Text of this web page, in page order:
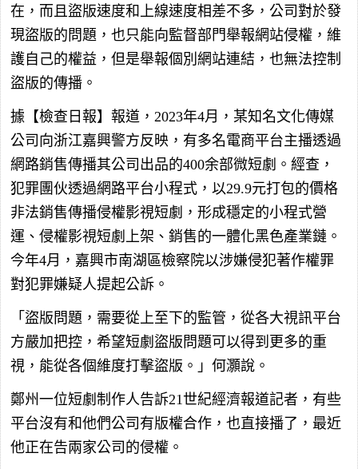
在，而且盜版速度和上線速度相差不多，公司對於發
現盜版的問題，也只能向監督部門舉報網站侵權，維
護自己的權益，但是舉報個別網站連結，也無法控制
盜版的傳播。
據【檢查日報】報道，2023年4月，某知名文化傳媒
公司向浙江嘉興警方反映，有多名電商平台主播透過
網路銷售傳播其公司出品的400余部微短劇。經查，
犯罪團伙透過網路平台小程式，以29.9元打包的價格
非法銷售傳播侵權影視短劇，形成穩定的小程式營
運、侵權影視短劇上架、銷售的一體化黑色產業鏈。
今年4月，嘉興市南湖區檢察院以涉嫌侵犯著作權罪
對犯罪嫌疑人提起公訴。
「盜版問題，需要從上至下的監管，從各大視訊平台
方嚴加把控，希望短劇盜版問題可以得到更多的重
視，能從各個維度打擊盜版。」何灝說。
鄭州一位短劇制作人告訴21世紀經濟報道記者，有些
平台沒有和他們公司有版權合作，也直接播了，最近
他正在告兩家公司的侵權。